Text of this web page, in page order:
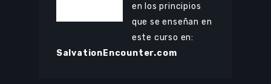
en los principios
que se enseñan en
este curso en:
SalvationEncounter.com